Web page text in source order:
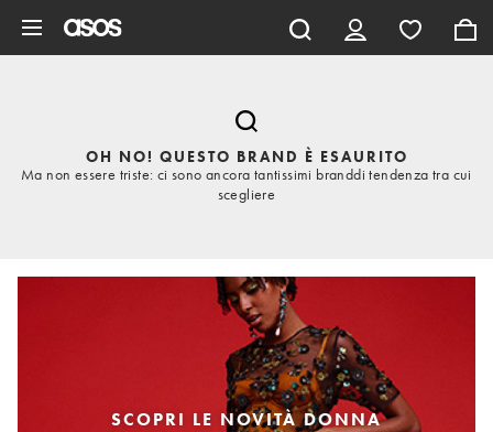
OH NO! QUESTO BRAND È ESAURITO
Ma non essere triste: ci sono ancora tantissimi branddi tendenza tra cui
scegliere
SCOPRI LE NOVITÀ DONNA